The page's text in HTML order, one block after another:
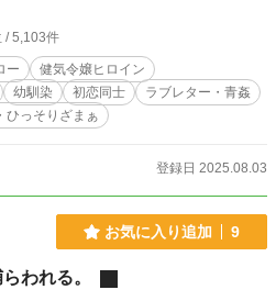
/ 5,103件
ー
健気令嬢ヒロイン
幼馴染 初恋同士
ラブレター・青姦
ひっそりざまぁ
登録日 2025.08.03
お気に入り追加 9
われる。